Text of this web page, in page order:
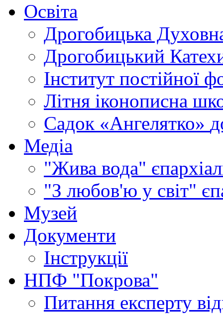
Освіта
Дрогобицька
Дрогобицький
Інститут постійної
Літня іконописна
Садок «Ангелятко»
Медіа
"Жива вода"
"З любов'ю у світ"
Музей
Документи
Інструкції
НПФ "Покрова"
Питання експерту